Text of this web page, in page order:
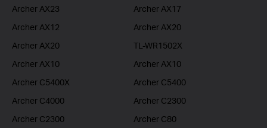
Archer AX23
Archer AX17
Archer AX12
Archer AX20
Archer AX20
TL-WR1502X
Archer AX10
Archer AX10
Archer C5400X
Archer C5400
Archer C4000
Archer C2300
Archer C2300
Archer C80